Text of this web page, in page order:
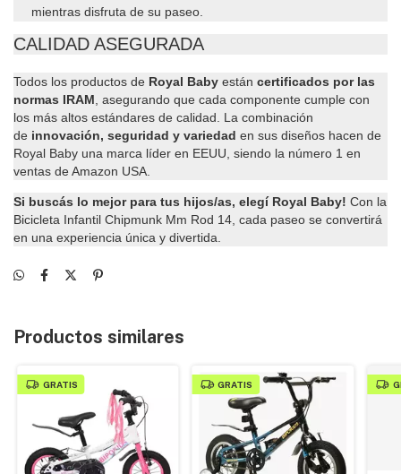
mientras disfruta de su paseo.
CALIDAD ASEGURADA
Todos los productos de Royal Baby están certificados por las
normas IRAM , asegurando que cada componente cumple con
los más altos estándares de calidad. La combinación
de innovación, seguridad y variedad en sus diseños hacen de
Royal Baby una marca líder en EEUU, siendo la número 1 en
ventas de Amazon USA.
Si buscás lo mejor para tus hijos/as, elegí Royal Baby! Con la
Bicicleta Infantil Chipmunk Mm Rod 14, cada paseo se convertirá
en una experiencia única y divertida.
Productos similares
GRATIS GRATIS